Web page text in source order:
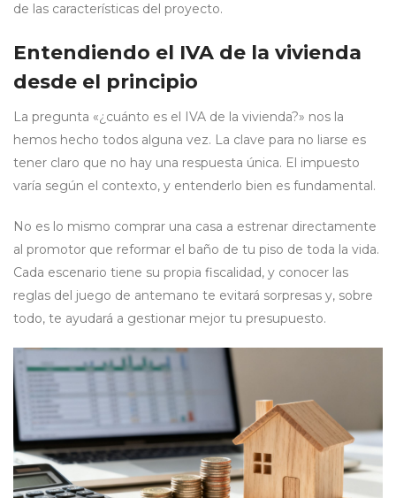
de las características del proyecto.
Entendiendo el IVA de la vivienda
desde el principio
La pregunta «¿cuánto es el IVA de la vivienda?» nos la
hemos hecho todos alguna vez. La clave para no liarse es
tener claro que no hay una respuesta única. El impuesto
varía según el contexto, y entenderlo bien es fundamental.
No es lo mismo comprar una casa a estrenar directamente
al promotor que reformar el baño de tu piso de toda la vida.
Cada escenario tiene su propia fiscalidad, y conocer las
reglas del juego de antemano te evitará sorpresas y, sobre
todo, te ayudará a gestionar mejor tu presupuesto.